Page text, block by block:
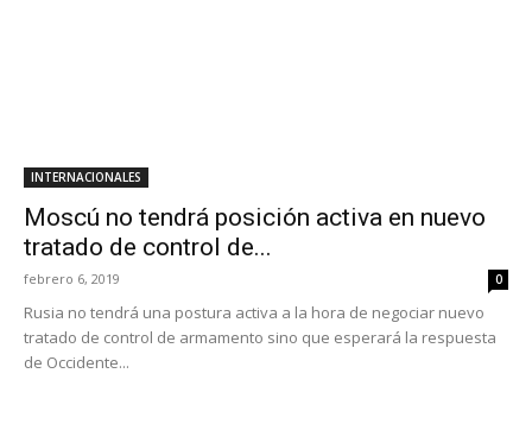
INTERNACIONALES
Moscú no tendrá posición activa en nuevo
tratado de control de...
febrero 6, 2019 0
Rusia no tendrá una postura activa a la hora de negociar nuevo
tratado de control de armamento sino que esperará la respuesta
de Occidente...